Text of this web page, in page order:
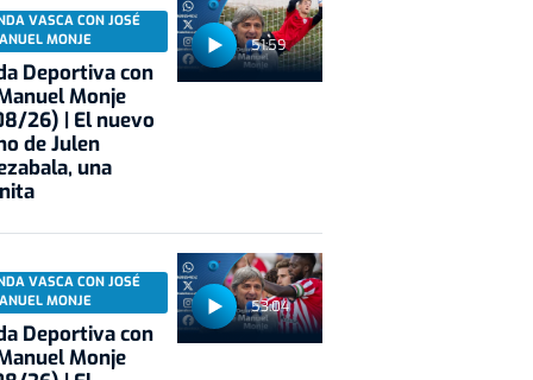
51:59
VASCA CON JOSÉ
MONJE
Deportiva con
Monje
26) | El nuevo
de Julen
una
53:04
VASCA CON JOSÉ
MONJE
Deportiva con
Monje